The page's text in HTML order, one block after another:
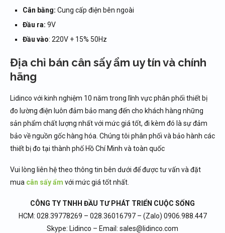
Cân bằng: Cung cấp điện bên ngoài
Đầu ra: 9V
Đầu vào: 220V + 15% 50Hz
Địa chỉ bán cân sấy ẩm uy tín và chính
hãng
Lidinco với kinh nghiệm 10 năm trong lĩnh vực phân phối thiết bị
đo lường điện luôn đảm bảo mang đến cho khách hàng những
sản phẩm chất lượng nhất với mức giá tốt, đi kèm đó là sự đảm
bảo về nguồn gốc hàng hóa. Chúng tôi phân phối và bảo hành các
thiết bị đo tại thành phố Hồ Chí Minh và toàn quốc
Vui lòng liên hệ theo thông tin bên dưới để được tư vấn và đặt
mua cân sấy ẩm với mức giá tốt nhất.
CÔNG TY TNHH ĐẦU TƯ PHÁT TRIỂN CUỘC SỐNG
HCM: 028.39778269 – 028.36016797 – (Zalo) 0906.988.447
Skype: Lidinco – Email: sales@lidinco.com